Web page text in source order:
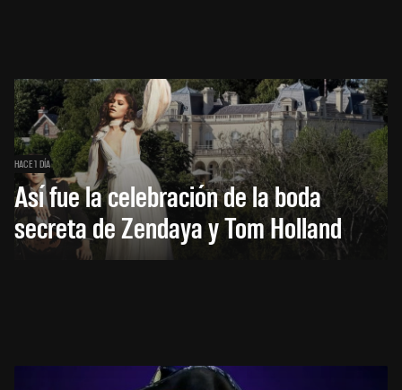
HACE 1 DÍA
Así fue la celebración de la boda
secreta de Zendaya y Tom Holland